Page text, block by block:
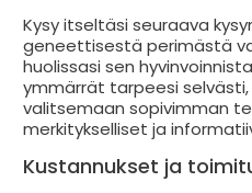
Kysy itseltäsi seuraava
geneettisestä perimästä
huolissasi sen
ymmärrät tarpeesi
valitsemaan sopivimman
merkitykselliset ja
Kustannukset ja